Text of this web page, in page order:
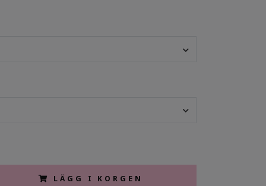
LÄGG I KORGEN